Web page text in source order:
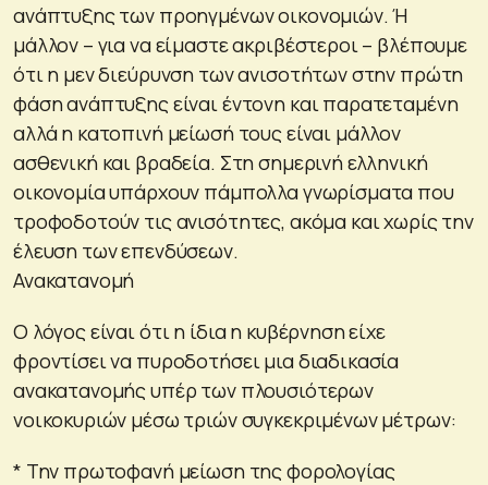
ανάπτυξης των προηγμένων οικονομιών. Ή
μάλλον – για να είμαστε ακριβέστεροι – βλέπουμε
ότι η μεν διεύρυνση των ανισοτήτων στην πρώτη
φάση ανάπτυξης είναι έντονη και παρατεταμένη
αλλά η κατοπινή μείωσή τους είναι μάλλον
ασθενική και βραδεία. Στη σημερινή ελληνική
οικονομία υπάρχουν πάμπολλα γνωρίσματα που
τροφοδοτούν τις ανισότητες, ακόμα και χωρίς την
έλευση των επενδύσεων.
Ανακατανομή
Ο λόγος είναι ότι η ίδια η κυβέρνηση είχε
φροντίσει να πυροδοτήσει μια διαδικασία
ανακατανομής υπέρ των πλουσιότερων
νοικοκυριών μέσω τριών συγκεκριμένων μέτρων:
* Την πρωτοφανή μείωση της φορολογίας